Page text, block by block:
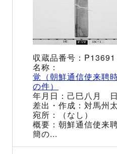
P13691
覚（朝鮮通信使来聘
の件）
己巳八月 日
対馬州
（なし）
朝鮮通信使来
簡の...